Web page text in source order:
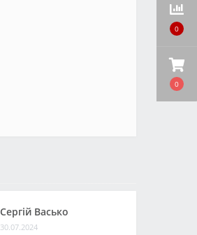
0
0
Сергій Васько
30.07.2024